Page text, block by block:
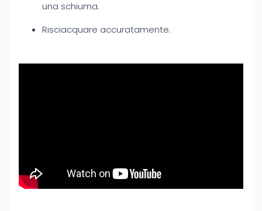
una schiuma.
Risciacquare accuratamente.